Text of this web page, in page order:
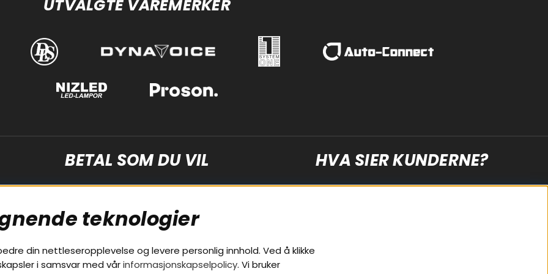
UTVALGTE VAREMERKER
BETAL SOM DU VIL HVA SIER KUNDERNE?
teknologier
din nettleseropplevelse og levere personlig innhold. Ved å klikke
i samsvar med vårinformasjonskapselpolicy. Vi bruker